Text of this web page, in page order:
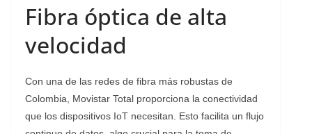
Fibra óptica de alta
velocidad
Con una de las redes de fibra más robustas de
Colombia, Movistar Total proporciona la conectividad
que los dispositivos IoT necesitan. Esto facilita un flujo